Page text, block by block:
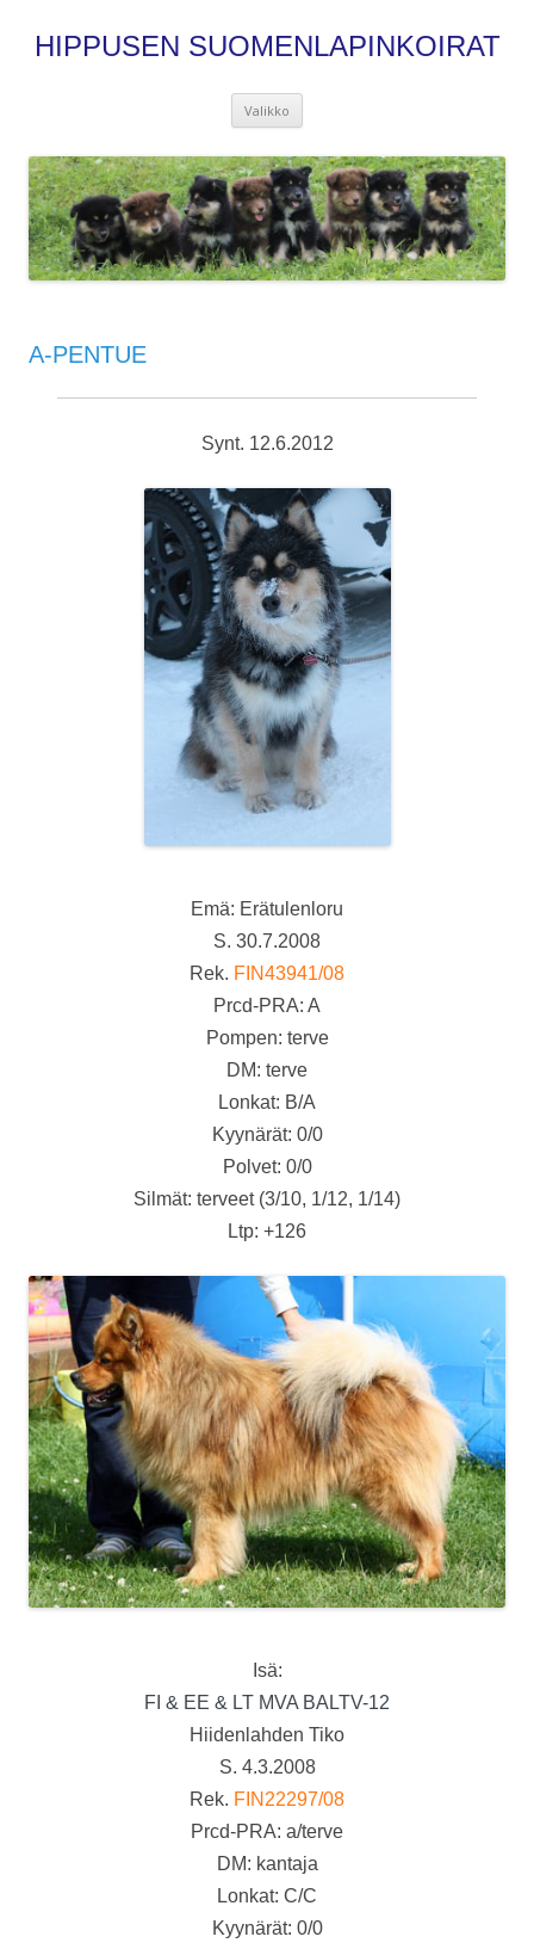
HIPPUSEN SUOMENLAPINKOIRAT
Valikko
A-PENTUE
Synt. 12.6.2012
Emä: Erätulenloru
S. 30.7.2008
Rek. FIN43941/08
Prcd-PRA: A
Pompen: terve
DM: terve
Lonkat: B/A
Kyynärät: 0/0
Polvet: 0/0
Silmät: terveet (3/10, 1/12, 1/14)
Ltp: +126
Isä:
FI & EE & LT MVA BALTV-12
Hiidenlahden Tiko
S. 4.3.2008
Rek. FIN22297/08
Prcd-PRA: a/terve
DM: kantaja
Lonkat: C/C
Kyynärät: 0/0